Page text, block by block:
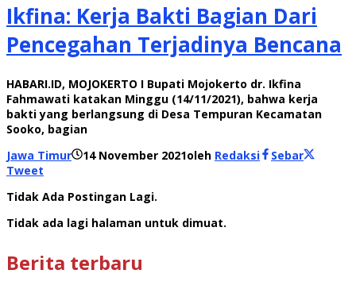
Ikfina: Kerja Bakti Bagian Dari
Pencegahan Terjadinya Bencana
HABARI.ID, MOJOKERTO I Bupati Mojokerto dr. Ikfina
Fahmawati katakan Minggu (14/11/2021), bahwa kerja
bakti yang berlangsung di Desa Tempuran Kecamatan
Sooko, bagian
Jawa Timur
14 November 2021oleh Redaksi
Sebar
Tweet
Tidak Ada Postingan Lagi.
Tidak ada lagi halaman untuk dimuat.
Berita terbaru